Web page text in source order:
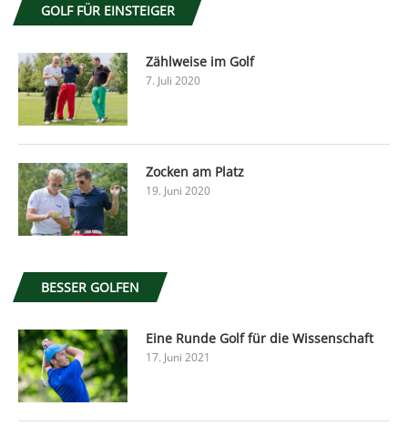
GOLF FÜR EINSTEIGER
Zählweise im Golf
7. Juli 2020
Zocken am Platz
19. Juni 2020
BESSER GOLFEN
Eine Runde Golf für die Wissenschaft
17. Juni 2021